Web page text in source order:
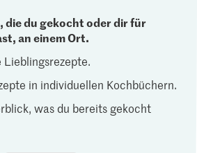
die du gekocht oder dir für
an einem Ort.
Lieblingsrezepte.
in individuellen Kochbüchern.
was du bereits gekocht